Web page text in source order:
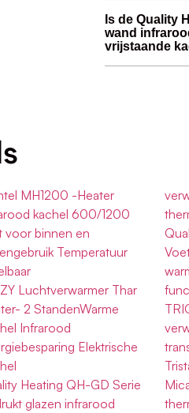
Is de Quality
wand
vrijstaande
MH1200 -Heater
kachel 600/1200
voor binnen en
Temperatuur
Luchtverwarmer Thar
2 StandenWarme
Infrarood
Elektrische
Heating QH-GD Serie
glazen infrarood